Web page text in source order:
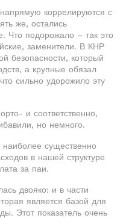
коррелируются с
же, остались
Что подорожало – так это
заменители. В КНР
безопасности, который
а крупные обязал
сильно удорожило эту
и соответственно,
но немного.
существенно
в нашей структуре
за паи.
двояко: и в части
является базой для
Этот показатель очень